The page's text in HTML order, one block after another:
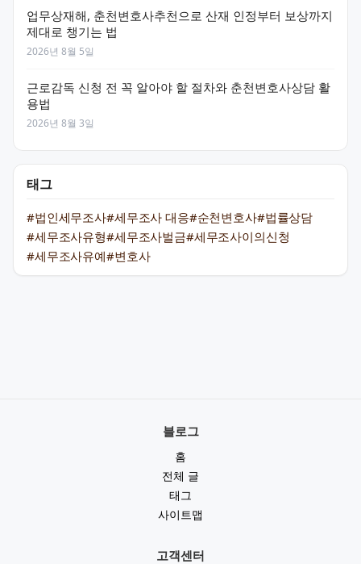
업무상재해, 춘천변호사추천으로 산재 인정부터 보상까지
제대로 챙기는 법
2026년 8월 5일
근로감독 신청 전 꼭 알아야 할 절차와 춘천변호사상담 활
용법
2026년 8월 3일
태그
#법인세무조사#세무조사 대응#순천변호사#법률상담
#세무조사유형#세무조사벌금#세무조사이의신청
#세무조사유예#변호사
블로그
홈
전체 글
태그
사이트맵
고객센터